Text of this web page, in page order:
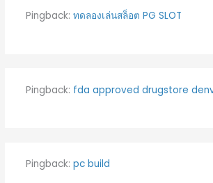
Pingback: ทดลองเล่นสล็อต PG SLOT
Pingback: fda approved drugstore
Pingback: pc build